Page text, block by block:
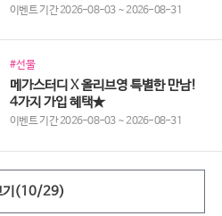
이벤트 기간 2026-08-03 ~ 2026-08-31
#선물
메가스터디 X 올리브영 특별한 만남!
4가지 가입 혜택★
이벤트 기간 2026-08-03 ~ 2026-08-31
기(10/29)